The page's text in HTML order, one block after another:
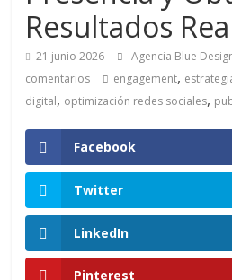
en
Colombia
|
Revistas
de
Resultados
21 junio 2026 Agencia Blue
comentarios
engagement,
digital, optimización redes sociales,
Facebook
Twitter
LinkedIn
Pinterest